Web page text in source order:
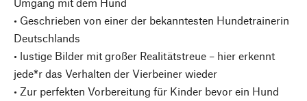
• Geschrieben von einer der bekanntesten Hundetrainerin
Deutschlands
• lustige Bilder mit großer Realitätstreue – hier erkennt
jede*r das Verhalten der Vierbeiner wieder
• Zur perfekten Vorbereitung für Kinder bevor ein Hund